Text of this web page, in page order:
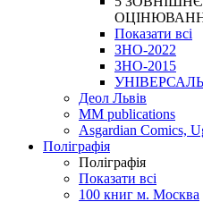
Показати всі
ЗНО-2022
ЗНО-2015
Деол Львів
MM publications
Asgardian Comics,
Поліграфія
Поліграфія
Показати всі
100 книг м. Москва